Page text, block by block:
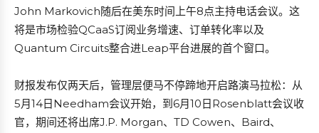
John Markovich随后在美东时间上午8点主持电话会议。这
将是市场检验QCaaS订阅业务增速、订单转化率以及
Quantum Circuits整合进Leap平台进展的首个窗口。
财报发布仅两天后，管理层便马不停蹄地开启路演马拉松：从
5月14日Needham会议开始，到6月10日Rosenblatt会议收
官，期间还将出席J.P. Morgan、TD Cowen、Baird、